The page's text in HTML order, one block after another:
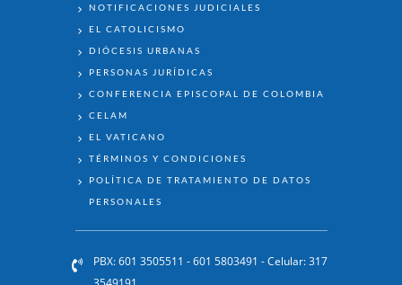
NOTIFICACIONES JUDICIALES
EL CATOLICISMO
DIÓCESIS URBANAS
PERSONAS JURÍDICAS
CONFERENCIA EPISCOPAL DE COLOMBIA
CELAM
EL VATICANO
TÉRMINOS Y CONDICIONES
POLÍTICA DE TRATAMIENTO DE DATOS
PERSONALES
PBX: 601 3505511 - 601 5803491 - Celular: 317